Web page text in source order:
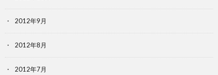
2012年9月
2012年8月
2012年7月